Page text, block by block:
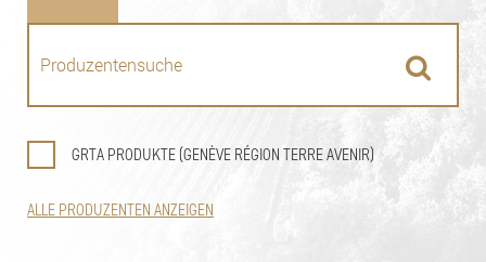
GRTA PRODUKTE (GENÈVE RÉGION TERRE AVENIR)
ALLE PRODUZENTEN ANZEIGEN